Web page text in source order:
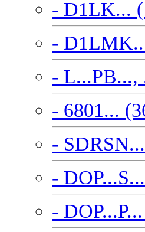
- D1LK...
-
- L...PB...,
- 6801...
-
-
-